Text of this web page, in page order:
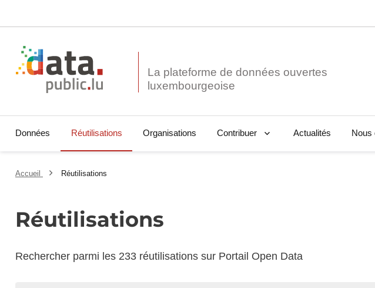
La plateforme de données ouvertes
Données Réutilisations Organisations Contribuer Actualités Nous
Accueil Réutilisations
Réutilisations
Rechercher parmi les 233 réutilisations sur Portail Open Data